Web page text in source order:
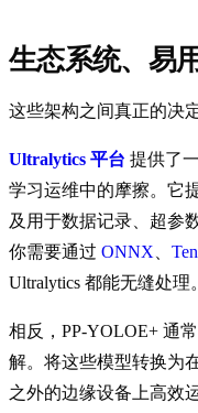
生态系统、易
这些架构之间真正的决
Ultralytics 平台 提供了
学习运维中的摩擦。它
及用于数据记录、超参
你需要通过 ONNX
Ultralytics 都能无缝处理。
相反，PP-YOLOE+ 通
解。将这些模型转换为
之外的边缘设备上高效